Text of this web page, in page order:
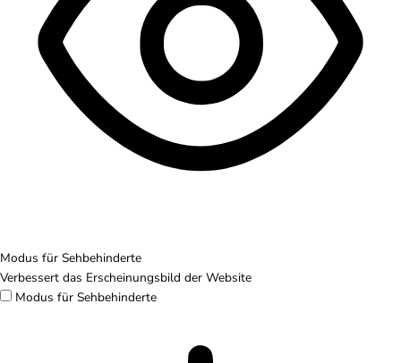
Modus für Sehbehinderte
Verbessert das Erscheinungsbild der Website
Modus für Sehbehinderte